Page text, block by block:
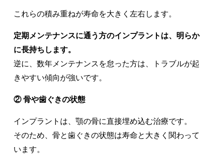
これらの積み重ねが寿命を大きく左右します。
定期メンテナンスに通う方のインプラントは、明らか
に長持ちします。
逆に、数年メンテナンスを怠った方は、トラブルが起
きやすい傾向が強いです。
② 骨や歯ぐきの状態
インプラントは、顎の骨に直接埋め込む治療です。
そのため、骨と歯ぐきの状態は寿命と大きく関わって
います。